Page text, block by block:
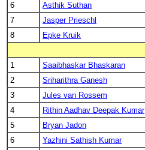
6
Asthik Suthan
7
Jasper Prieschl
8
Epke Kruik
1
Saaibhaskar Bhaskaran
2
Sriharithra Ganesh
3
Jules van Rossem
4
Rithin Aadhav Deepak Kumar
5
Bryan Jadon
6
Yazhini Sathish Kumar